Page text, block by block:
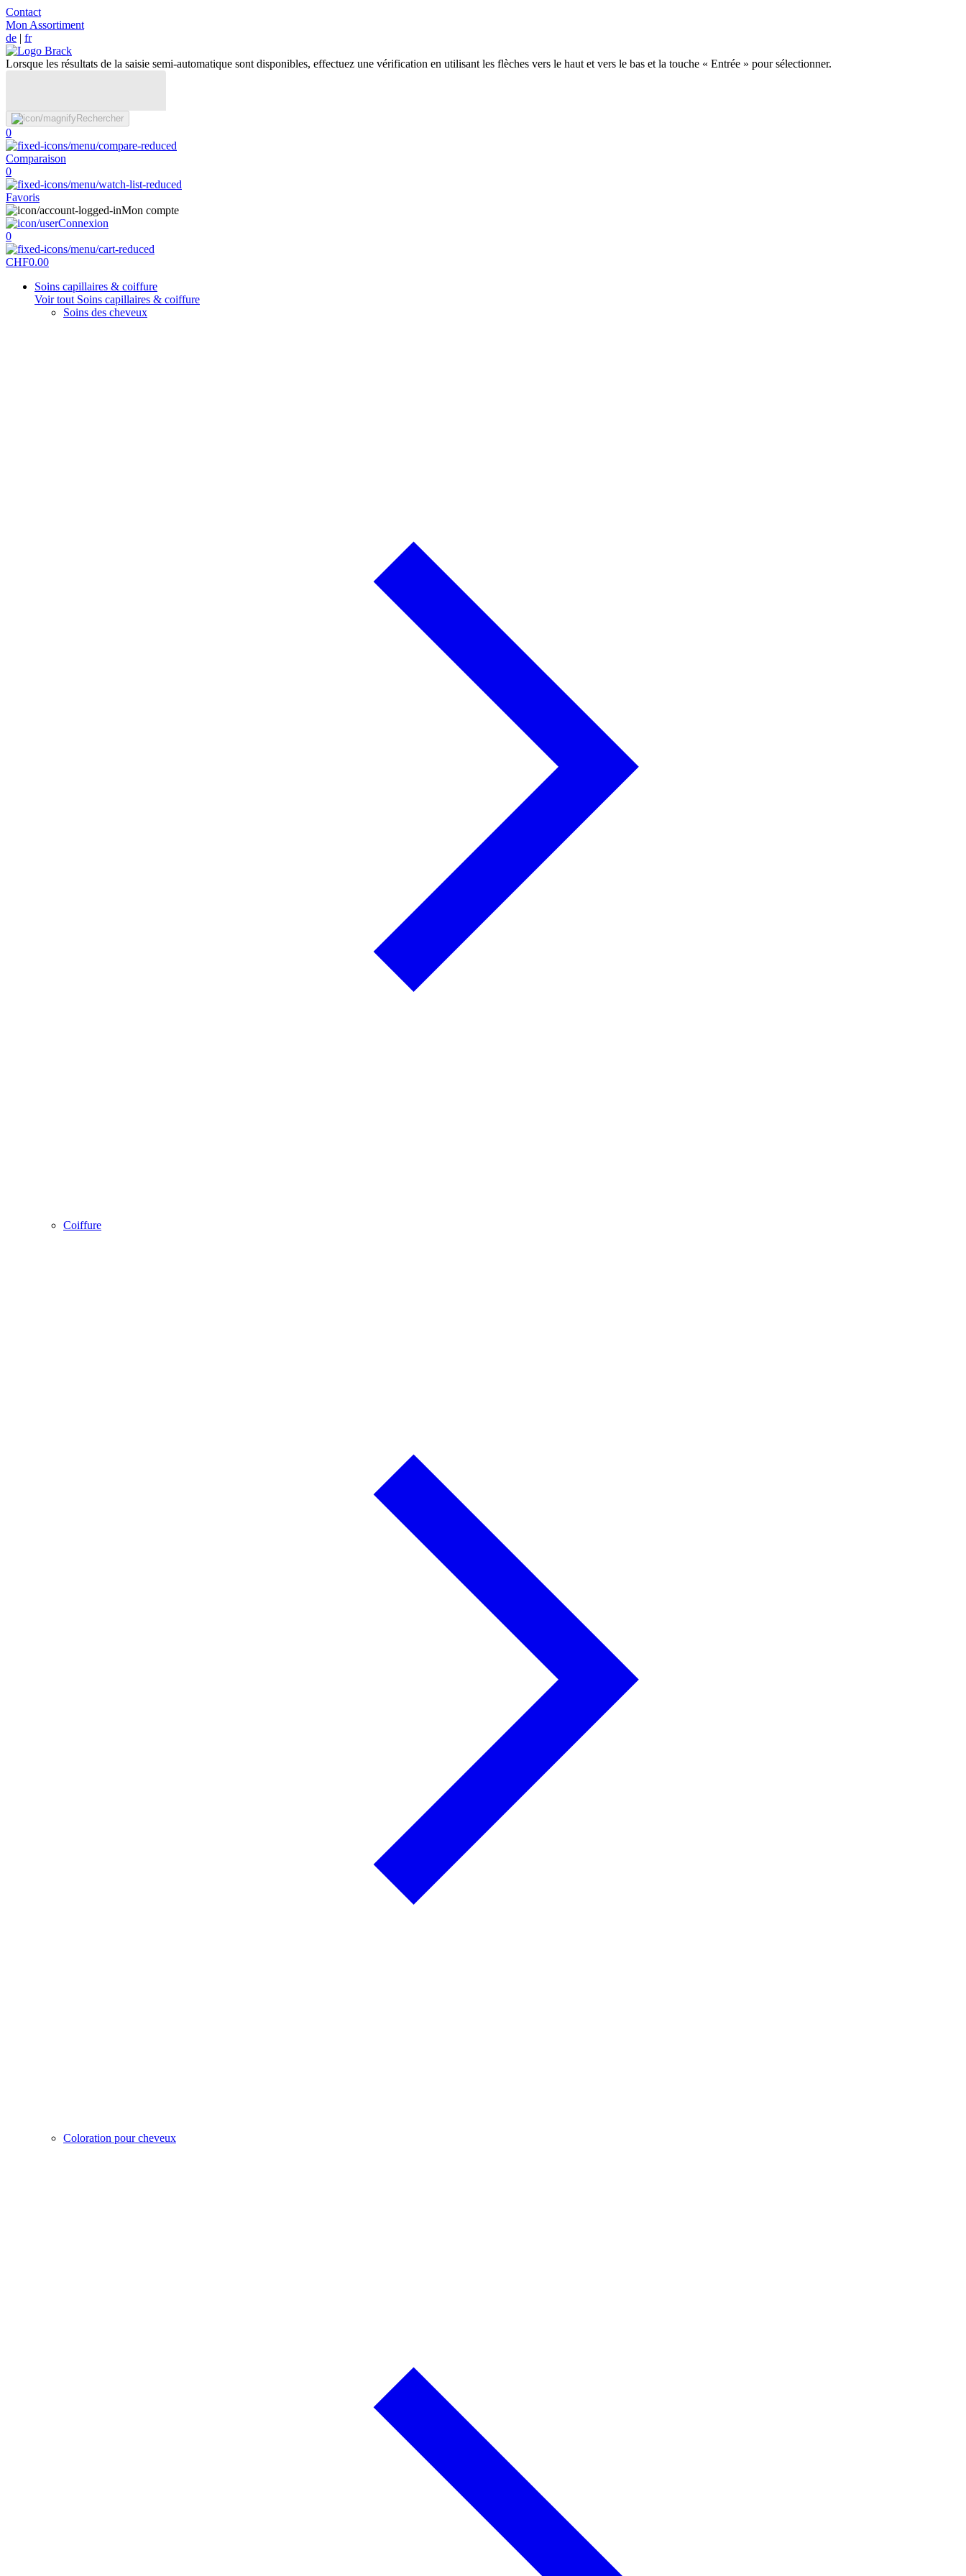
Contact
Mon Assortiment
de | fr
Lorsque les résultats de la saisie semi-automatique sont disponibles, effectuez une vérification en utilisant les flèches vers le haut et vers le bas et la touche « Entrée » pour sélectionner.
Rechercher
0
Comparaison
0
Favoris
Mon compte
Connexion
0
CHF0.00
Soins capillaires & coiffure
Voir tout Soins capillaires & coiffure
Soins des cheveux
Coiffure
Coloration pour cheveux